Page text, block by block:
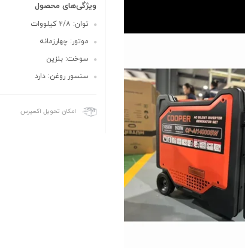
ویژگی‌های محصول
توان: ۲/۸ کیلووات
موتور: چهارزمانه
سوخت: بنزین
سنسور روغن: دارد
امکان تحویل اکسپرس